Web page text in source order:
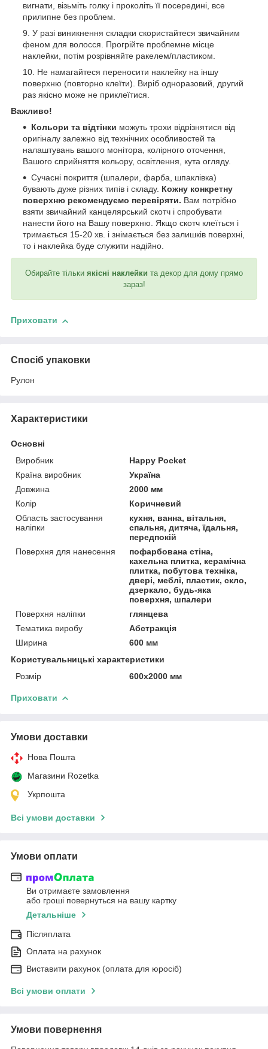
вигнати, візьміть голку і проколіть її посередині, все
прилипне без проблем.
У разі виникнення складки скористайтеся звичайним
феном для волосся. Прогрійте проблемне місце
наклейки, потім розрівняйте ракелем/пластиком.
Не намагайтеся переносити наклейку на іншу
поверхню (повторно клеїти). Виріб одноразовий, другий
раз якісно може не приклеїтися.
Важливо!
Кольори та відтінки можуть трохи відрізнятися від
оригіналу залежно від технічних особливостей та
налаштувань вашого монітора, колірного оточення,
Вашого сприйняття кольору, освітлення, кута огляду.
Сучасні покриття (шпалери, фарба, шпаклівка)
бувають дуже різних типів і складу. Кожну конкретну
поверхню рекомендуємо перевіряти. Вам потрібно
взяти звичайний канцелярський скотч і спробувати
нанести його на Вашу поверхню. Якщо скотч клеїться і
тримається 15-20 хв. і знімається без залишків поверхні,
то і наклейка буде служити надійно.
Обирайте тільки якісні наклейки та декор для дому прямо
зараз!
Приховати
Спосіб упаковки
Рулон
Характеристики
Основні
Виробник
Happy Pocket
Країна виробник
Україна
Довжина
2000 мм
Колір
Коричневий
Область застосування
наліпки
кухня, ванна, вітальня,
спальня, дитяча, їдальня,
передпокій
Поверхня для нанесення
пофарбована стіна,
кахельна плитка, керамічна
плитка, побутова техніка,
двері, меблі, пластик, скло,
дзеркало, будь-яка
поверхня, шпалери
Поверхня наліпки
глянцева
Тематика виробу
Абстракція
Ширина
600 мм
Користувальницькі характеристики
Розмір
600х2000 мм
Приховати
Умови доставки
Нова Пошта
Магазини Rozetka
Укрпошта
Всі умови доставки
Умови оплати
Ви отримаєте замовлення
або гроші повернуться на вашу картку
Детальніше
Післяплата
Оплата на рахунок
Виставити рахунок (оплата для юросіб)
Всі умови оплати
Умови повернення